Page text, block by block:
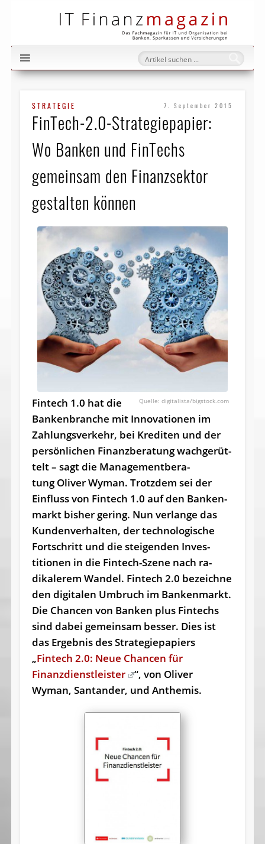
STRATEGIE 7. September 2015
FinTech-2.0-Strategiepapier:
Wo Banken und FinTechs
gemeinsam den Finanzsektor
gestalten können
digitalista/bigstock.com
Fintech 1.0 hat die
Bankenbran­che mit In­no­va­tio­nen im
Zahlungs­verkehr, bei Kredi­ten und der
persönli­chen Fi­nanzbe­ra­tung wachgerüt­
telt – sagt die Managementbe­ra­
tung Oliver Wyman. Trotzdem sei der
Einfluss von Fintech 1.0 auf den Banken­
markt bisher gering. Nun verlange das
Kun­denverhal­ten, der tech­no­logi­sche
Fort­schritt und die stei­gen­den Inves­
titionen in die Fintech-Szene nach ra­
dikale­rem Wandel. Fintech 2.0 bezeichne
den digi­ta­len Umbruch im Banken­markt.
Die Chan­cen von Banken plus Fintechs
sind dabei gemeinsam bes­ser. Dies ist
das Ergebnis des Stra­tegiepa­piers
„Fintech 2.0: Neue Chancen für
Finanzdienstleister
“, von Oliver
Wyman, Santander, und Anthemis.